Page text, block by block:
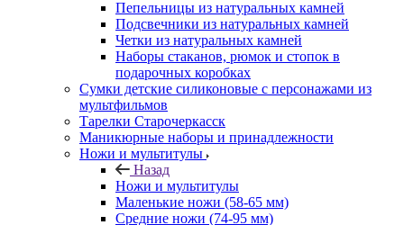
Пепельницы из натуральных камней
Подсвечники из натуральных камней
Четки из натуральных камней
Наборы стаканов, рюмок и стопок в
подарочных коробках
Сумки детские силиконовые с персонажами из
мультфильмов
Тарелки Старочеркасск
Маникюрные наборы и принадлежности
Ножи и мультитулы
Назад
Ножи и мультитулы
Маленькие ножи (58-65 мм)
Средние ножи (74-95 мм)